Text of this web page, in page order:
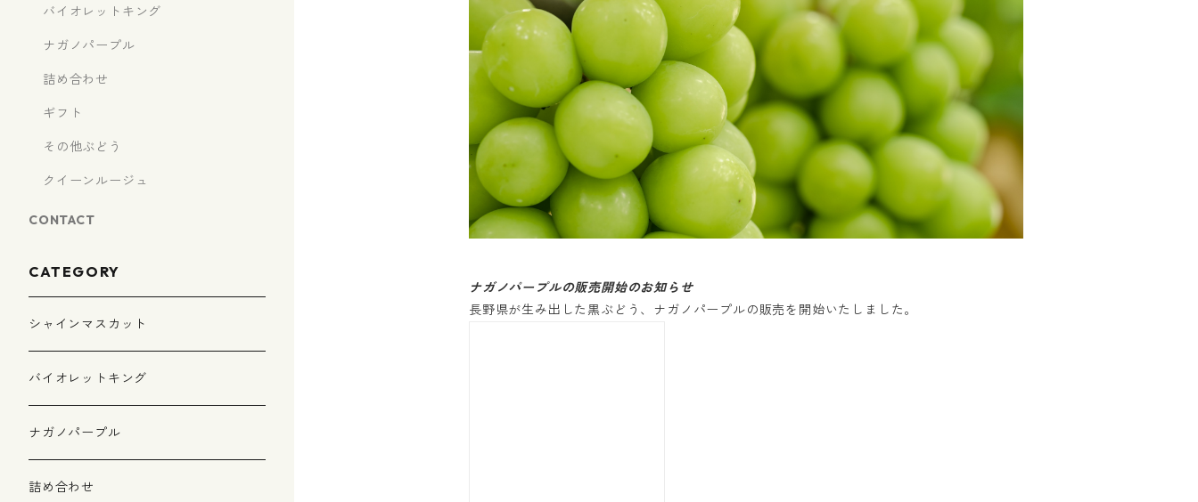
ナガノパープルの販売開始のお知らせ
長野県が生み出した黒ぶどう、ナガノパープルの販売を開始いたしました。
バイオレットキング
ナガノパープル
詰め合わせ
ギフト
その他ぶどう
クイーンルージュ
CONTACT
CATEGORY
シャインマスカット
バイオレットキング
ナガノパープル
詰め合わせ